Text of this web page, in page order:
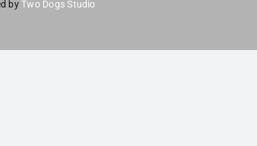
byTwo Dogs Studio